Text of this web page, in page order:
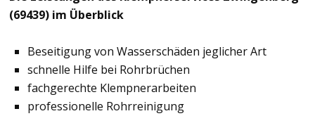
(69439) im Überblick
Beseitigung von Wasserschäden jeglicher Art
schnelle Hilfe bei Rohrbrüchen
fachgerechte Klempnerarbeiten
professionelle Rohrreinigung